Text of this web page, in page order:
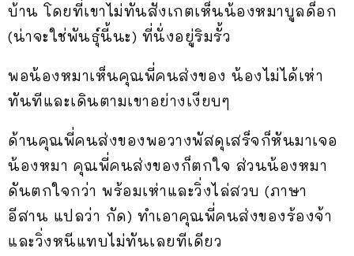
บ้าน โดยที่เขาไม่ทันสังเกตเห็นน้องหมาบูลด็อก
(น่าจะใช่พันธุ์นี้นะ) ที่นั่งอยู่ริมรั้ว
พอน้องหมาเห็นคุณพี่คนส่งของ น้องไม่ได้เห่า
ทันทีและเดินตามเขาอย่างเงียบๆ
ด้านคุณพี่คนส่งของพอวางพัสดุเสร็จก็หันมาเจอ
น้องหมา คุณพี่คนส่งของก็ตกใจ ส่วนน้องหมา
ดันตกใจกว่า พร้อมเห่าและวิ่งไล่สวบ (ภาษา
อีสาน แปลว่า กัด) ทำเอาคุณพี่คนส่งของร้องจ้า
และวิ่งหนีแทบไม่ทันเลยทีเดียว